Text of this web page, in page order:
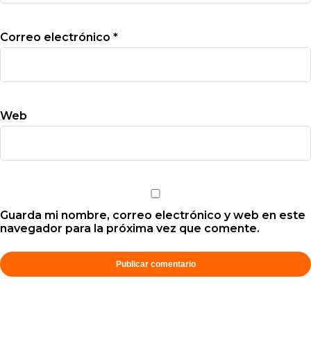
Correo electrónico *
Web
Guarda mi nombre, correo electrónico y web en este
navegador para la próxima vez que comente.